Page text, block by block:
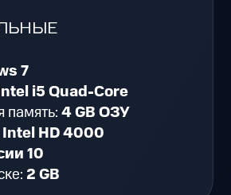
7
i5 Quad-Core
память:4 GB ОЗУ
Intel HD 4000
10
2 GB